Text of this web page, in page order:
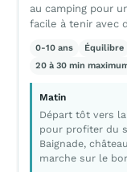
au camping pour
facile à tenir avec
0-10 ans Équilibre
20 à 30 min
Matin
Départ tôt vers
pour profiter du
Baignade,
marche sur le